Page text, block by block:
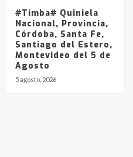
#Timba# Quiniela
Nacional, Provincia,
Córdoba, Santa Fe,
Santiago del Estero,
Montevideo del 5 de
Agosto
5 agosto, 2026